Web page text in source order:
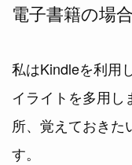
電子書籍の場合
私はKindleを利用
イライトを多用
所、覚えておきた
す。